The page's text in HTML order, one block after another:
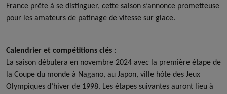
France prête à se distinguer, cette saison s’annonce prometteuse
pour les amateurs de patinage de vitesse sur glace.
Calendrier et compétitions clés :
La saison débutera en novembre 2024 avec la première étape de
la Coupe du monde à Nagano, au Japon, ville hôte des Jeux
Olympiques d’hiver de 1998. Les étapes suivantes auront lieu à